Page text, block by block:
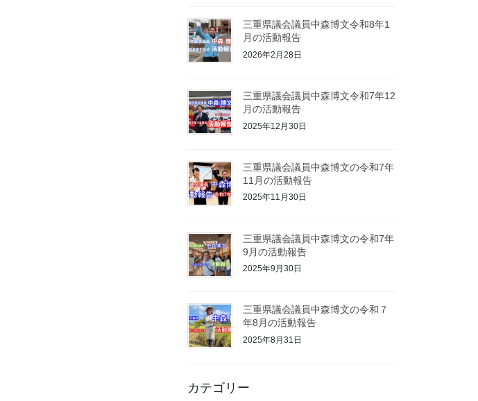
三重県議会議員中森博文令和8年1
月の活動報告
2026年2月28日
三重県議会議員中森博文令和7年12
月の活動報告
2025年12月30日
三重県議会議員中森博文の令和7年
11月の活動報告
2025年11月30日
三重県議会議員中森博文の令和7年
9月の活動報告
2025年9月30日
三重県議会議員中森博文の令和７
年8月の活動報告
2025年8月31日
カテゴリー